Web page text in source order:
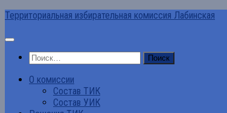
Перейти
содержимому
Территориальная избирательная комиссия Лабинская
Найти:
О комиссии
Состав ТИК
Состав УИК